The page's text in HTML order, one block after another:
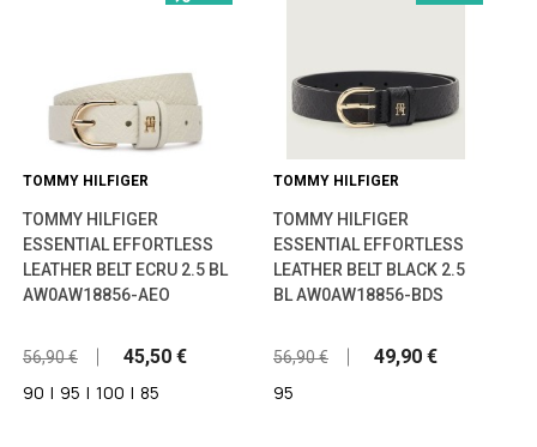
TOMMY HILFIGER
TOMMY HILFIGER
ESSENTIAL EFFORTLESS
LEATHER BELT ECRU 2.5 BL
AW0AW18856-AEO
56,90 €
45,50 €
90 | 95 | 100 | 85
TOMMY HILFIGER
TOMMY HILFIGER
ESSENTIAL EFFORTLESS
LEATHER BELT BLACK 2.5
BL AW0AW18856-BDS
56,90 €
49,90 €
95